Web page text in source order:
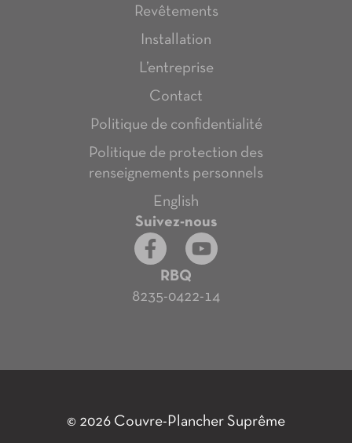
Revêtements
Installation
L’entreprise
Contact
Politique de confidentialité
Politique de protection des
renseignements personnels
English
Suivez-nous
RBQ
8235-0422-14
© 2026 Couvre-Plancher Suprême